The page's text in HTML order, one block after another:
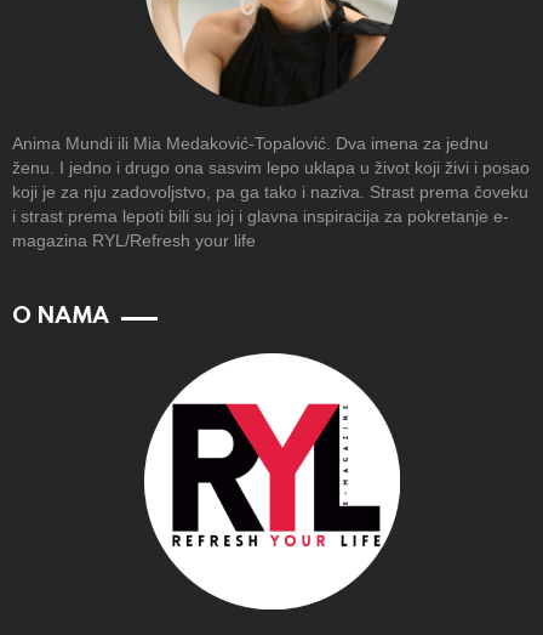
Anima Mundi ili Mia Medaković-Topalović. Dva imena za jednu
ženu. I jedno i drugo ona sasvim lepo uklapa u život koji živi i posao
koji je za nju zadovoljstvo, pa ga tako i naziva. Strast prema čoveku
i strast prema lepoti bili su joj i glavna inspiracija za pokretanje e-
magazina RYL/Refresh your life
O NAMA